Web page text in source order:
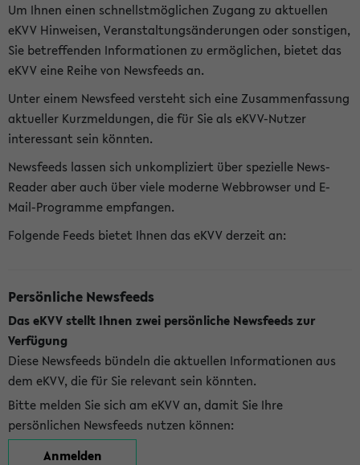
Um Ihnen einen schnellstmöglichen Zugang zu aktuellen
eKVV Hinweisen, Veranstaltungsänderungen oder sonstigen,
Sie betreffenden Informationen zu ermöglichen, bietet das
eKVV eine Reihe von Newsfeeds an.
Unter einem Newsfeed versteht sich eine Zusammenfassung
aktueller Kurzmeldungen, die für Sie als eKVV-Nutzer
interessant sein könnten.
Newsfeeds lassen sich unkompliziert über spezielle News-
Reader aber auch über viele moderne Webbrowser und E-
Mail-Programme empfangen.
Folgende Feeds bietet Ihnen das eKVV derzeit an:
Persönliche Newsfeeds
Das eKVV stellt Ihnen zwei persönliche Newsfeeds zur
Verfügung
Diese Newsfeeds bündeln die aktuellen Informationen aus
dem eKVV, die für Sie relevant sein könnten.
Bitte melden Sie sich am eKVV an, damit Sie Ihre
persönlichen Newsfeeds nutzen können:
Anmelden